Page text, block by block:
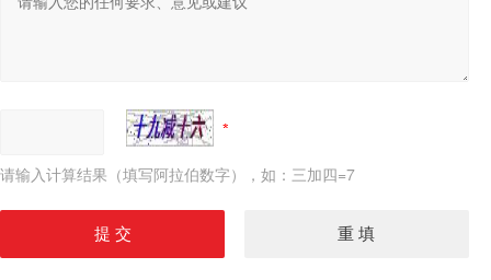
请输入计算结果（填写阿拉伯数字），如：三加四=7